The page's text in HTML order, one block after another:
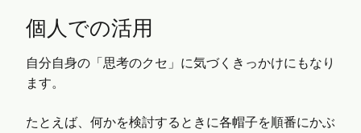
個人での活用
自分自身の「思考のクセ」に気づくきっかけにもなり
ます。
たとえば、何かを検討するときに各帽子を順番にかぶ